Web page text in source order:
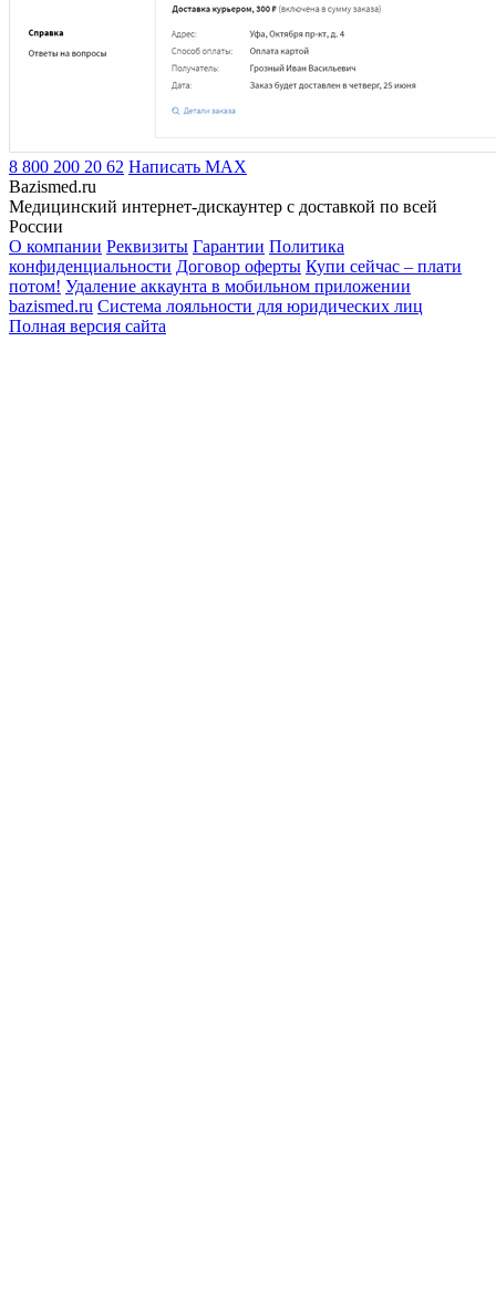
8 800 200 20 62 Написать MAX
Bazismed.ru
Медицинский интернет-дискаунтер с доставкой по всей
России
О компании Реквизиты Гарантии Политика
конфиденциальности Договор оферты Купи сейчас – плати
потом! Удаление аккаунта в мобильном приложении
bazismed.ru Система лояльности для юридических лиц
Полная версия сайта